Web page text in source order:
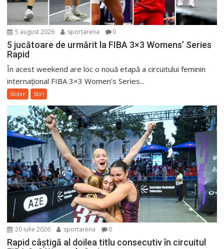
5 august 2026 sportarena 0
5 jucătoare de urmărit la FIBA 3×3 Womens’ Series
Rapid
În acest weekend are loc o nouă etapă a circuitului feminin
internațional FIBA 3×3 Women’s Series...
Slider Stiri
20 iulie 2026 sportarena 0
Rapid câștigă al doilea titlu consecutiv în circuitul